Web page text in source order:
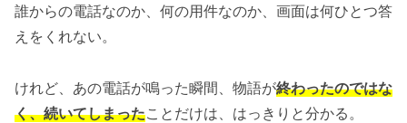
誰からの電話なのか、何の用件なのか、画面は何ひとつ答
えをくれない。
けれど、あの電話が鳴った瞬間、物語が終わったのではな
く、続いてしまったことだけは、はっきりと分かる。